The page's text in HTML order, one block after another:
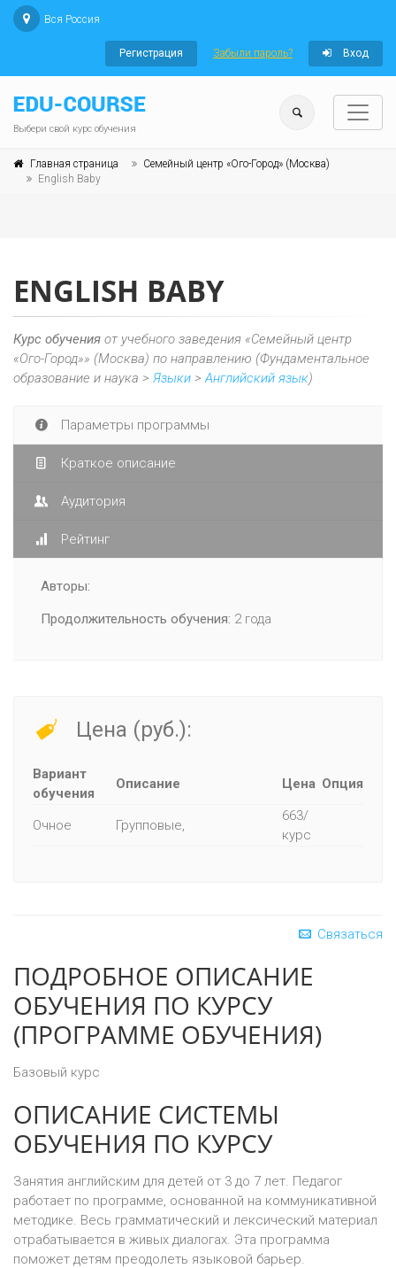
Вся Россия
Регистрация Забыли пароль? Вход
Выбери свой курс обучения
Главная страница
Семейный центр «Ого-Город» (Москва)
English Baby
ENGLISH BABY
Курс обучения от учебного заведения «Семейный центр
«Ого-Город»» (Москва) по направлению (Фундаментальное
образование и наука > Языки >Английский язык)
Параметры программы
Краткое описание
Аудитория
Рейтинг
Авторы:
Продолжительность обучения: 2 года
Цена (руб.):
Вариант
обучения
Описание Цена Опция
Очное Групповые,
663/
курс
Связаться
ПОДРОБНОЕ ОПИСАНИЕ
ОБУЧЕНИЯ ПО КУРСУ
(ПРОГРАММЕ ОБУЧЕНИЯ)
Базовый курс
ОПИСАНИЕ СИСТЕМЫ
ОБУЧЕНИЯ ПО КУРСУ
Занятия английским для детей от 3 до 7 лет. Педагог
работает по программе, основанной на коммуникативной
методике. Весь грамматический и лексический материал
отрабатывается в живых диалогах. Эта программа
поможет детям преодолеть языковой барьер.